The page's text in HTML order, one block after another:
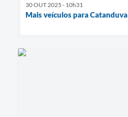
30 OUT 2025 - 10h31
Mais veículos para Catanduva